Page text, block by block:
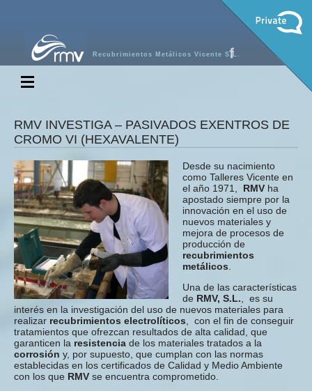
Recubrimientos Metálicos Vicente S.L.
RMV INVESTIGA – PASIVADOS EXENTROS DE
CROMO VI (HEXAVALENTE)
Desde su nacimiento
como Talleres Vicente en
el año 1971, RMV ha
apostado siempre por la
innovación en el uso de
nuevos materiales y
mejora de procesos de
producción de
recubrimientos
metálicos
Una de las características
de RMV, S.L. , es su
interés en la investigación del uso de nuevos materiales para
realizar recubrimientos electrolíticos , con el fin de conseguir
tratamientos que ofrezcan resultados de alta calidad, que
garanticen la resistencia de los materiales tratados a la
corrosión y, por supuesto, que cumplan con las normas
establecidas en los certificados de Calidad y Medio Ambiente
con los que RMV se encuentra comprometido.